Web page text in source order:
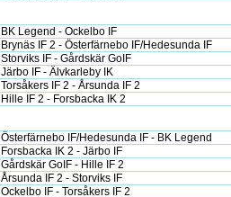
BK Legend - Ockelbo IF
Brynäs IF 2 - Österfärnebo IF/Hedesunda IF
Storviks IF - Gårdskär GoIF
Järbo IF - Älvkarleby IK
Torsåkers IF 2 - Årsunda IF 2
Hille IF 2 - Forsbacka IK 2
Österfärnebo IF/Hedesunda IF - BK Legend
Forsbacka IK 2 - Järbo IF
Gårdskär GoIF - Hille IF 2
Årsunda IF 2 - Storviks IF
Ockelbo IF - Torsåkers IF 2